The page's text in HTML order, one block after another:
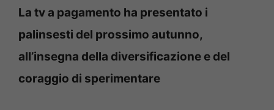
La tv a pagamento ha presentato i
palinsesti del prossimo autunno,
all’insegna della diversificazione e del
coraggio di sperimentare